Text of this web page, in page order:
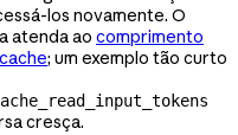
los novamente. O
atenda ao comprimento
; um exemplo tão curto
cresça.